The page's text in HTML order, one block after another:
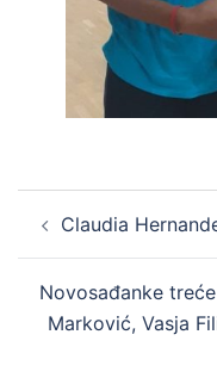
Claudia
Novosađanke
Marković, Vasja